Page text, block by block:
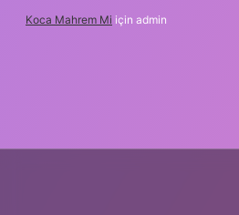
Koca Mahrem Mi için admin